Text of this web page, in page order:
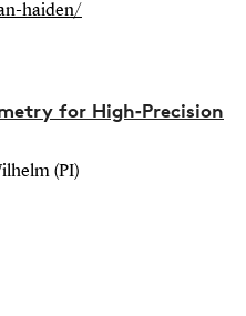
haiden/
for High‑Precision
(PI)